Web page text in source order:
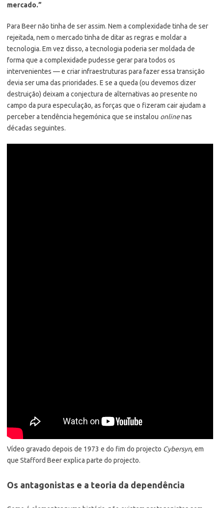
mercado.”
Para Beer não tinha de ser assim. Nem a complexidade tinha de ser
rejeitada, nem o mercado tinha de ditar as regras e moldar a
tecnologia. Em vez disso, a tecnologia poderia ser moldada de
forma que a complexidade pudesse gerar para todos os
intervenientes — e criar infraestruturas para fazer essa transição
devia ser uma das prioridades. E se a queda (ou devemos dizer
destruição) deixam a conjectura de alternativas ao presente no
campo da pura especulação, as forças que o fizeram cair ajudam a
perceber a tendência hegemónica que se instalou onlinenas
décadas seguintes.
Vídeo gravado depois de 1973 e do fim do projecto Cybersyn, em
que Stafford Beer explica parte do projecto.
Os antagonistas e a teoria da dependência